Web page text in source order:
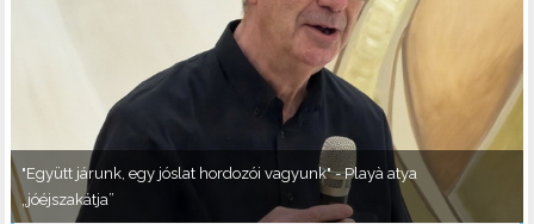
"Együtt járunk, egy jóslat hordozói vagyunk" - Playà atya
„jóéjszakátja”